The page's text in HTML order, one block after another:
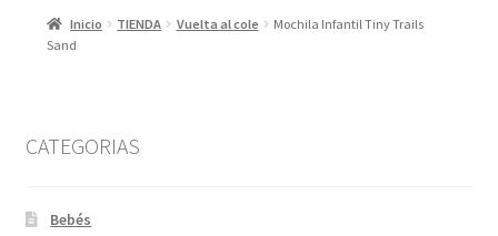
Inicio TIENDA Vuelta al cole
Mochila Infantil Tiny Trails
Sand
CATEGORIAS
Bebés